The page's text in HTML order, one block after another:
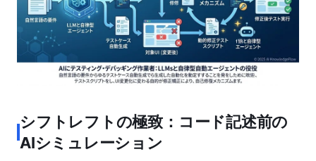
シフトレフトの極致：コード記述前の
AIシミュレーション